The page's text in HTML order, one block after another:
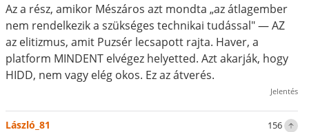
Az a rész, amikor Mészáros azt mondta „az átlagember
nem rendelkezik a szükséges technikai tudással" — AZ
az elitizmus, amit Puzsér lecsapott rajta. Haver, a
platform MINDENT elvégez helyetted. Azt akarják, hogy
HIDD, nem vagy elég okos. Ez az átverés.
Jelentés
156
László_81